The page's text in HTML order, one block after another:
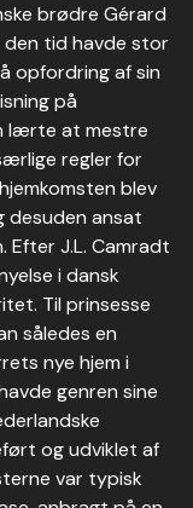
brødre Gérard
den tid havde stor
opfordring af sin
på
lærte at mestre
regler for
blev
desuden ansat
Efter J.L. Camradt
i dansk
Til prinsesse
således en
nye hjem i
genren sine
og udviklet af
var typisk